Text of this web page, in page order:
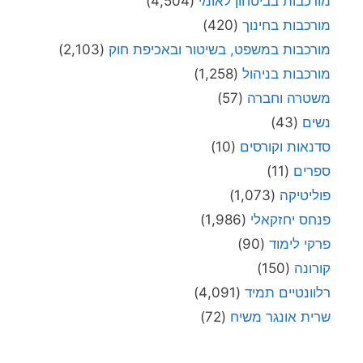
מורכבות בחינוך (420)
מורכבות במשפט, בשיטור ובאכיפת חוק (2,103)
מורכבות בניהול (1,258)
משטרה וחברה (57)
נשים (43)
סדנאות וקורסים (10)
ספרים (11)
פוליטיקה (1,073)
פנחס יחזקאלי (1,986)
פרקי לימוד (90)
קורונה (150)
רלוונטיים תמיד (4,091)
שרית אונגר משיח (72)